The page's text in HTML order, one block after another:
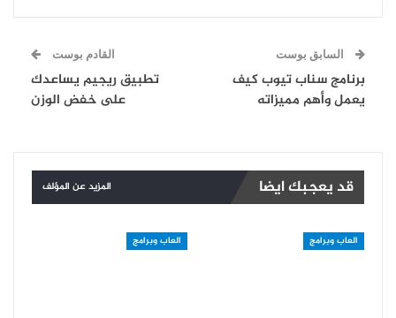
السابق بوست
برنامج سناب تيوب كيف
يعمل وأهم مميزاته
القادم بوست
تطبيق ريجيم يساعدك
على خفض الوزن
قد يعجبك ايضا المزيد عن المؤلف
العاب وبرامج العاب وبرامج